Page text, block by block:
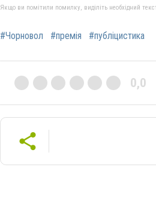
Якщо ви помітили помилку, виділіть необхідний
#Чорновол #премія #публіцистика
0,0